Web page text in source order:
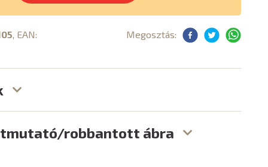
, EAN: Megosztás:
robbantott ábra